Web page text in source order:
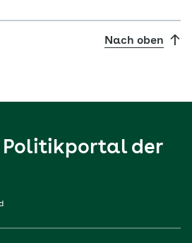
Nach oben
Politikportal der